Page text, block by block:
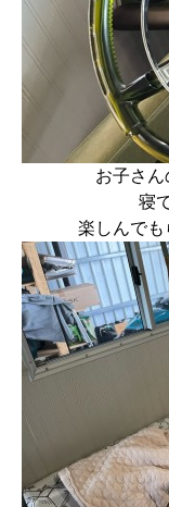
お子さ
寝
楽しんで